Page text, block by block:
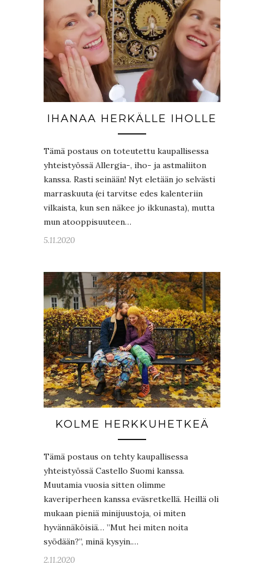
IHANAA HERKÄLLE IHOLLE
Tämä postaus on toteutettu kaupallisessa
yhteistyössä Allergia-, iho- ja astmaliiton
kanssa. Rasti seinään! Nyt eletään jo selvästi
marraskuuta (ei tarvitse edes kalenteriin
vilkaista, kun sen näkee jo ikkunasta), mutta
mun atooppisuuteen…
5.11.2020
KOLME HERKKUHETKEÄ
Tämä postaus on tehty kaupallisessa
yhteistyössä Castello Suomi kanssa.
Muutamia vuosia sitten olimme
kaveriperheen kanssa eväsretkellä. Heillä oli
mukaan pieniä minijuustoja, oi miten
hyvännäköisiä… ”Mut hei miten noita
syödään?”, minä kysyin.…
2.11.2020